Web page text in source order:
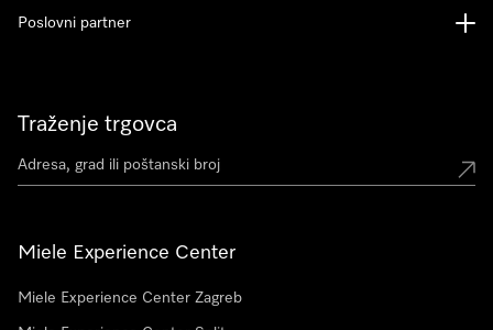
Traženje trgovca
Miele Experience Center
Miele Experience Center Zagreb
Poslovni partner